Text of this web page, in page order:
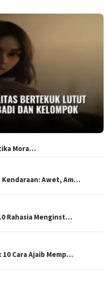
Mora…
Kendaraan: Awet, Am…
Rahasia Menginst…
10 Cara Ajaib Memp…